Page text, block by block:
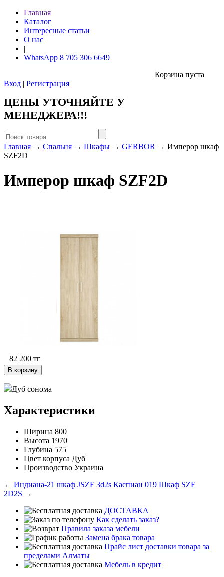
Главная
Каталог
Интересные статьи
О нас
|
WhatsApp 8 705 306 6649
Корзина пуста
Вход | Регистрация
ЦЕНЫ УТОЧНЯЙТЕ У
МЕНЕДЖЕРА!!!
Главная → Спальня → Шкафы → GERBOR → Имперор шкаф
SZF2D
Имперор шкаф SZF2D
82 200 тг
В корзину
Дуб сонома
Характеристики
Ширина 800
Высота 1970
Глубина 575
Цвет корпуса Дуб
Производство Украина
← Индиана-21 шкаф JSZF 3d2s Каспиан 019 Шкаф SZF
2D2S →
ДОСТАВКА
Как сделать заказ?
Правила заказа мебели
Замена брака товара
Прайс лист доставки товара за
пределами Алматы
Мебель в кредит